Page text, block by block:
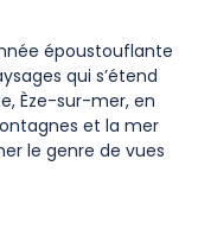
époustouflante
qui s’étend
Èze-sur-mer, en
et la mer
le genre de vues